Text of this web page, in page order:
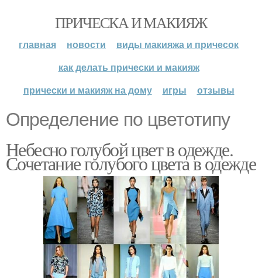
ПРИЧЕСКА И МАКИЯЖ
главная новости
виды макияжа и причесок
как делать прически и макияж
прически и макияж на дому
игры отзывы
Определение по цветотипу
Небесно голубой цвет в одежде.
Сочетание голубого цвета в одежде